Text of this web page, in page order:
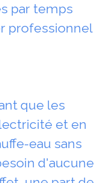
par temps
professionnel
que les
et en
eau sans
d'aucune